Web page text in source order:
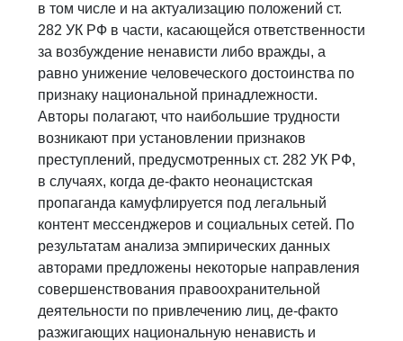
в том числе и на актуализацию положений ст.
282 УК РФ в части, касающейся ответственности
за возбуждение ненависти либо вражды, а
равно унижение человеческого достоинства по
признаку национальной принадлежности.
Авторы полагают, что наибольшие трудности
возникают при установлении признаков
преступлений, предусмотренных ст. 282 УК РФ,
в случаях, когда де-факто неонацистская
пропаганда камуфлируется под легальный
контент мессенджеров и социальных сетей. По
результатам анализа эмпирических данных
авторами предложены некоторые направления
совершенствования правоохранительной
деятельности по привлечению лиц, де-факто
разжигающих национальную ненависть и